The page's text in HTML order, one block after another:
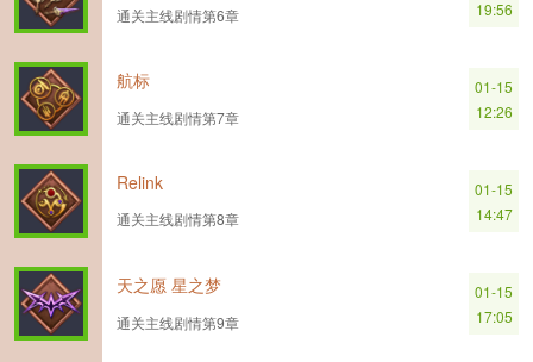
通关主线剧情第6章
19:56
航标
通关主线剧情第7章
01-15
12:26
Relink
通关主线剧情第8章
01-15
14:47
天之愿 星之梦
通关主线剧情第9章
01-15
17:05